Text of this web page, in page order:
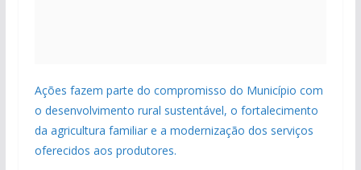
Ações fazem parte do compromisso do Município com
o desenvolvimento rural sustentável, o fortalecimento
da agricultura familiar e a modernização dos serviços
oferecidos aos produtores.